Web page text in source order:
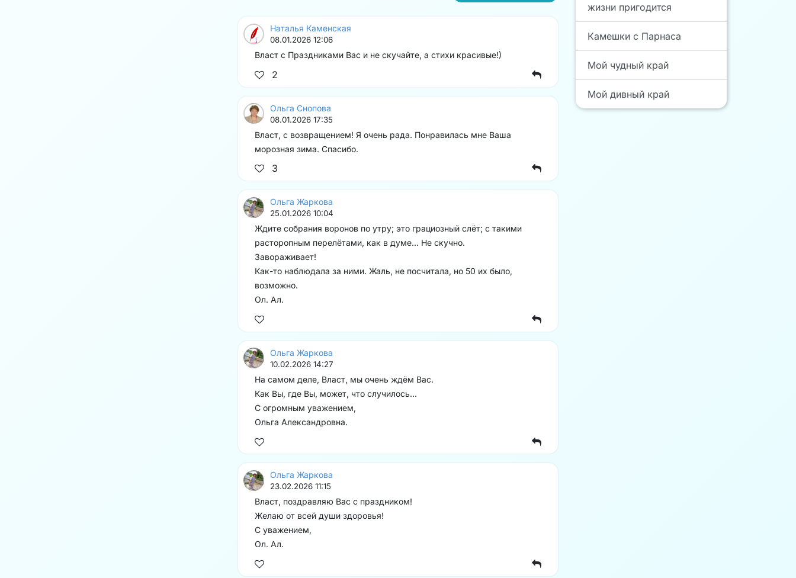
Наталья Каменская
08.01.2026 12:06
Власт с Праздниками Вас и не скучайте, а стихи красивые!)
2
Ольга Снопова
08.01.2026 17:35
Власт, с возвращением! Я очень рада. Понравилась мне Ваша
морозная зима. Спасибо.
3
Ольга Жаркова
25.01.2026 10:04
Ждите собрания воронов по утру; это грациозный слёт; с такими
расторопным перелётами, как в думе... Не скучно.
Завораживает!
Как-то наблюдала за ними. Жаль, не посчитала, но 50 их было,
возможно.
Ол. Ал.
Ольга Жаркова
10.02.2026 14:27
На самом деле, Власт, мы очень ждём Вас.
Как Вы, где Вы, может, что случилось...
С огромным уважением,
Ольга Александровна.
Ольга Жаркова
23.02.2026 11:15
Власт, поздравляю Вас с праздником!
Желаю от всей души здоровья!
С уважением,
Ол. Ал.
жизни пригодится
Камешки с Парнаса
Мой чудный край
Мой дивный край